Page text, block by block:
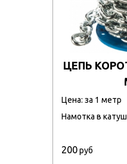
ЦЕПЬ
Цена: за 1 метр
Намотка в
200руб